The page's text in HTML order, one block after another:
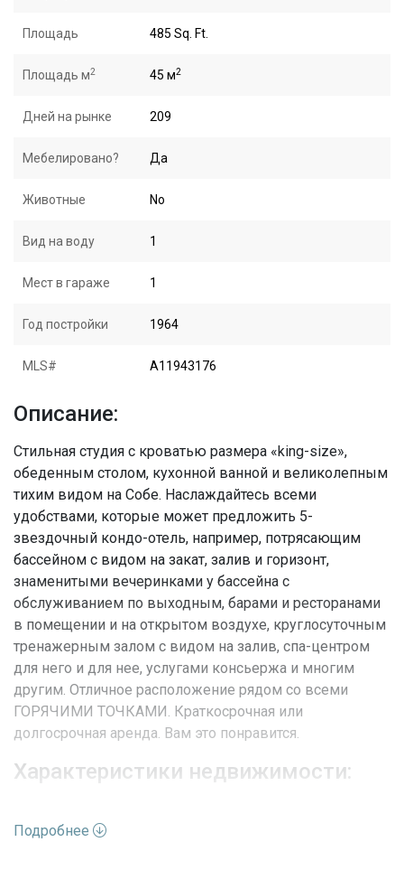
Площадь 485 Sq. Ft.
Площадь м2 45 м2
Дней на рынке 209
Мебелировано? Да
Животные No
Вид на воду 1
Мест в гараже 1
Год постройки 1964
MLS# A11943176
Описание:
Стильная студия с кроватью размера «king-size»,
обеденным столом, кухонной ванной и великолепным
тихим видом на Собе. Наслаждайтесь всеми
удобствами, которые может предложить 5-
звездочный кондо-отель, например, потрясающим
бассейном с видом на закат, залив и горизонт,
знаменитыми вечеринками у бассейна с
обслуживанием по выходным, барами и ресторанами
в помещении и на открытом воздухе, круглосуточным
тренажерным залом с видом на залив, спа-центром
для него и для нее, услугами консьержа и многим
другим. Отличное расположение рядом со всеми
ГОРЯЧИМИ ТОЧКАМИ. Краткосрочная или
долгосрочная аренда. Вам это понравится.
Характеристики недвижимости:
Подробнее